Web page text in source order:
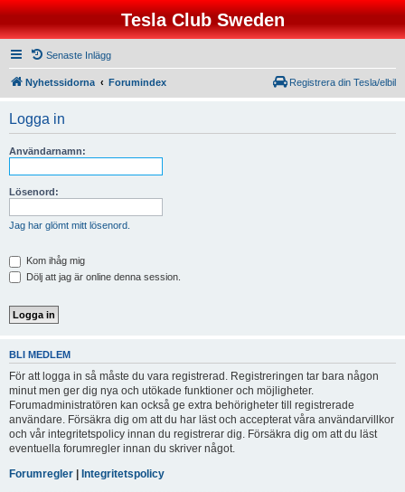
Tesla Club Sweden
Senaste Inlägg
Nyhetssidorna Forumindex Registrera din Tesla/elbil
Logga in
Användarnamn:
Lösenord:
Jag har glömt mitt lösenord.
Kom ihåg mig
Dölj att jag är online denna session.
BLI MEDLEM
För att logga in så måste du vara registrerad. Registreringen tar bara någon
minut men ger dig nya och utökade funktioner och möjligheter.
Forumadministratören kan också ge extra behörigheter till registrerade
användare. Försäkra dig om att du har läst och accepterat våra användarvillkor
och vår integritetspolicy innan du registrerar dig. Försäkra dig om att du läst
eventuella forumregler innan du skriver något.
Forumregler | Integritetspolicy